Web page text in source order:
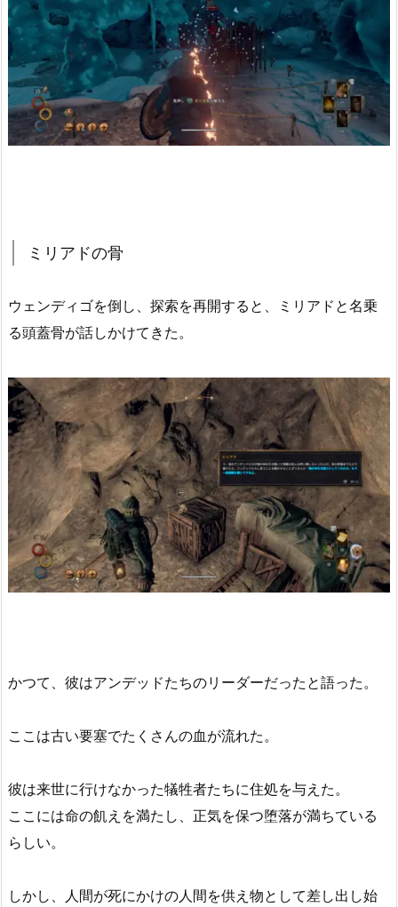
ミリアドの骨
ウェンディゴを倒し、探索を再開すると、ミリアドと名乗
る頭蓋骨が話しかけてきた。
かつて、彼はアンデッドたちのリーダーだったと語った。
ここは古い要塞でたくさんの血が流れた。
彼は来世に行けなかった犠牲者たちに住処を与えた。
ここには命の飢えを満たし、正気を保つ堕落が満ちている
らしい。
しかし、人間が死にかけの人間を供え物として差し出し始